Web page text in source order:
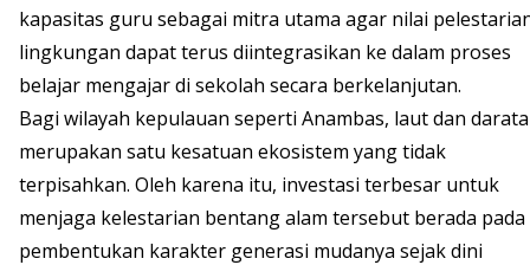
kapasitas guru sebagai mitra utama agar nilai
lingkungan dapat terus diintegrasikan ke dalam proses
belajar mengajar di sekolah secara berkelanjutan.
Bagi wilayah kepulauan seperti Anambas, laut dan
merupakan satu kesatuan ekosistem yang tidak
terpisahkan. Oleh karena itu, investasi terbesar untuk
menjaga kelestarian bentang alam tersebut berada pada
pembentukan karakter generasi mudanya sejak dini